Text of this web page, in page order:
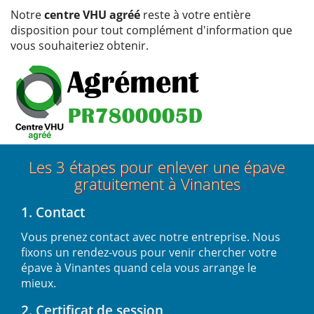
Notrecentre VHU agréé reste à votre entière
disposition pour tout complément d'information que
vous souhaiteriez obtenir.
Les 3 étapes pour enlever une épave
gratuitement à Vinantes
1. Contact
Vous prenez contact avec notre entreprise. Nous
fixons un rendez-vous pour venir chercher votre
épave à Vinantes quand cela vous arrange le
mieux.
2. Certificat de session